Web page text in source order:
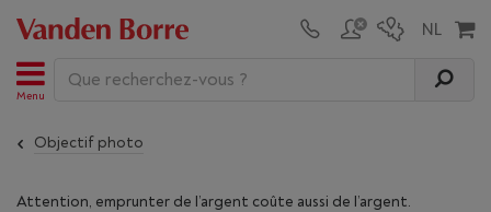
Menu
Objectif photo
Attention, emprunter de l’argent coûte aussi de l’argent.